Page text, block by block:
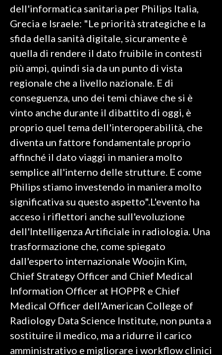
SALUTE
SARDEGNA TURISMO
SARDI NEL MONDO
NOTIZIE
EVENTI
#CARAUNIONE
INSULARITÀ
INFO AZIENDE
ABBONATI
ANNUNCI
NECROLOGI
PUBBLICITÀ
SPIAGGE
STORE
dell'informatica sanitaria per Philips Italia,
Grecia e Israele: "Le priorità strategiche e la
sfida della sanità digitale, sicuramente è
quella di rendere il dato fruibile in contesti
più ampi, quindi sia da un punto di vista
regionale che a livello nazionale. E di
conseguenza, uno dei temi chiave che si è
vinto anche durante il dibattito di oggi, è
proprio quel tema dell'interoperabilità, che
diventa un fattore fondamentale proprio
affinché il dato viaggi in maniera molto
semplice all'interno delle strutture. E come
Philips stiamo investendo in maniera molto
significativa su questo aspetto".L'evento ha
acceso i riflettori anche sull'evoluzione
dell'Intelligenza Artificiale in radiologia. Una
trasformazione che, come spiegato
dall'esperto internazionale Woojin Kim,
Chief Strategy Officer and Chief Medical
Information Officer at HOPPR e Chief
Medical Officer dell'American College of
Radiology Data Science Institute, non punta a
sostituire il medico, ma a ridurre il carico
amministrativo e migliorare i workflow clinici